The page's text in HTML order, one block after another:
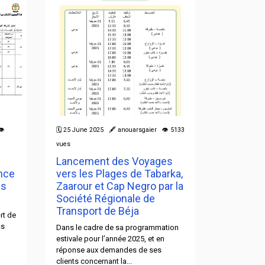
de
🗓 25 June 2025 🖋 anouarsgaier 👁 5133
vues
Lancement des Voyages
vers les Plages de Tabarka,
Zaarour et Cap Negro par la
Société Régionale de
Transport de Béja
Dans le cadre de sa programmation
estivale pour l’année 2025, et en
réponse aux demandes de ses
clients concernant la...